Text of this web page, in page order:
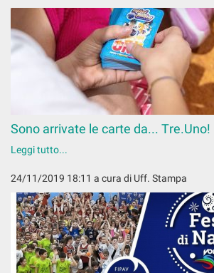
Sono arrivate le carte da... Tre.Uno!
Leggi tutto...
24/11/2019 18:11 a cura di Uff. Stampa